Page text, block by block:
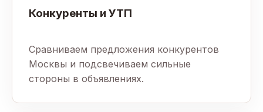
Конкуренты и УТП
Сравниваем предложения конкурентов
Москвы и подсвечиваем сильные
стороны в объявлениях.